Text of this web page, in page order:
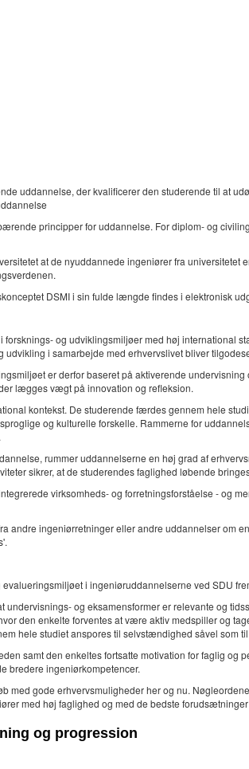
uddannelse, der kvalificerer den studerende til at
principper for uddannelse. For diplom- og
at de nyuddannede ingeniører fra
DSMI i sin fulde længde findes i elektronisk
og udviklingsmiljøer med høj international
i samarbejde med erhvervslivet bliver
er derfor baseret på aktiverende
lægges vægt på innovation og refleksion.
kontekst. De studerende færdes gennem hele
og kulturelle forskelle. Rammerne for
rummer uddannelserne en høj grad af
sikrer, at de studerendes faglighed løbende
virksomheds- og forretningsforståelse - og
andre ingeniørretninger eller andre uddannelser
i ingeniøruddannelserne ved SDU
og eksamensformer er relevante og
den enkelte forventes at være aktiv medspiller og
hele studiet anspores til selvstændighed såvel som
samt den enkeltes fortsatte motivation for faglig
bredere ingeniørkompetencer.
med gode erhvervsmuligheder her og nu.
med høj faglighed og med de bedste
og progression